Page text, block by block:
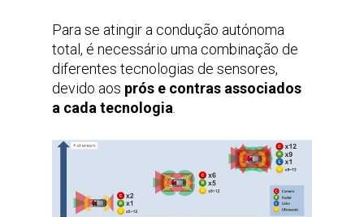
Para se atingir a condução autónoma
total, é necessário uma combinação de
diferentes tecnologias de sensores,
devido aos prós e contras associados
a cada tecnologia